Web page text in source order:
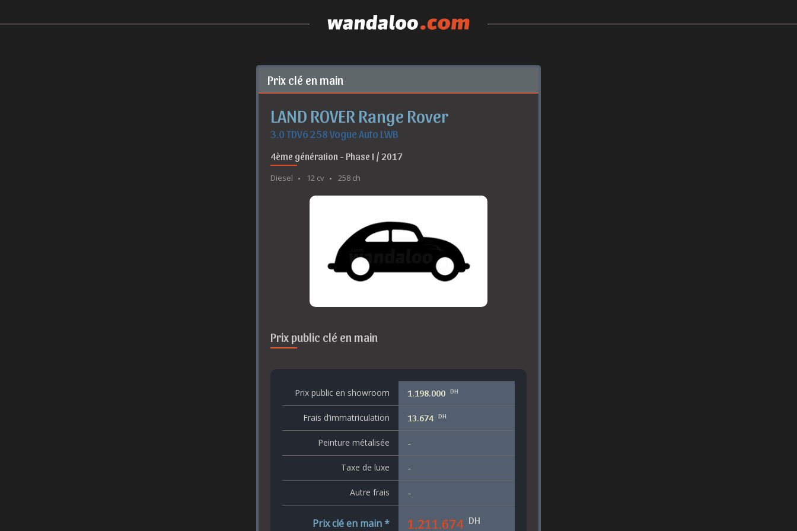
Prix clé en main
LAND ROVER Range Rover
3.0 TDV6 258 Vogue Auto LWB
4ème génération - Phase I / 2017
Diesel 12 cv 258 ch
Prix public clé en main
Prix public en showroom 1.198.000 DH
Frais d’immatriculation 13.674 DH
Peinture métalisée -
Taxe de luxe -
Autre frais -
Prix clé en main * 1.211.674 DH